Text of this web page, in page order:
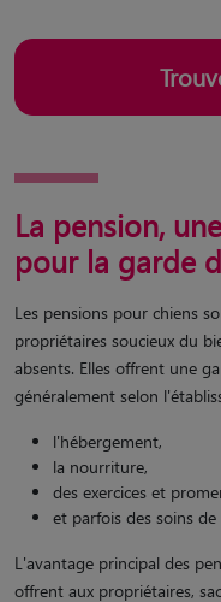
La pension,
pour la garde
Les pensions pour chiens
propriétaires soucieux du
absents. Elles offrent une
généralement selon
l'hébergement,
la nourriture,
des exercices et
et parfois des soins
L'avantage principal des
offrent aux propriétaires,